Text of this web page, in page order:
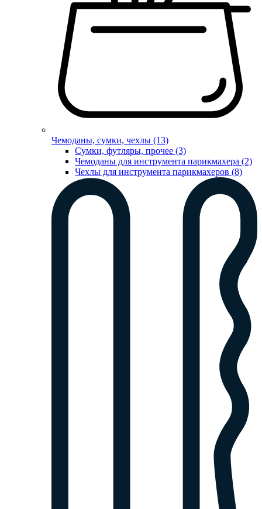
Чемоданы, сумки, чехлы (13)
Сумки, футляры, прочее (3)
Чемоданы для инструмента парикмахера (2)
Чехлы для инструмента парикмахеров (8)